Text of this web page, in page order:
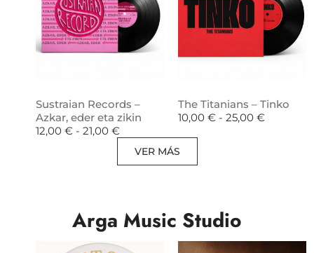
Sustraian Records –
Azkar, eder eta zikin
12,00 € - 21,00 €
The Titanians – Tinko
10,00 € - 25,00 €
VER MÁS
Arga Music Studio